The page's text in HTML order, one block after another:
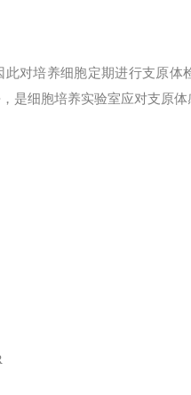
对培养细胞定期进行支原
是细胞培养实验室应对支原体